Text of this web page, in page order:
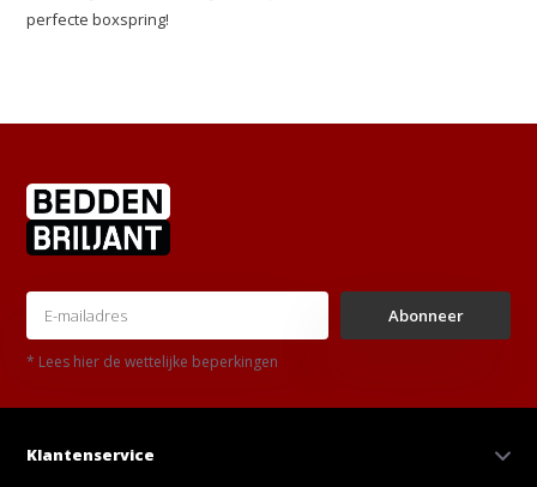
perfecte boxspring!
Abonneer
* Lees hier de wettelijke beperkingen
Klantenservice